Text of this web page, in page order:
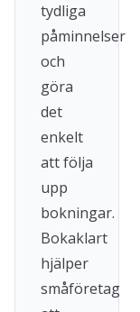
tydliga
påminnelser
och
göra
det
enkelt
att följa
upp
bokningar.
Bokaklart
hjälper
småföretag